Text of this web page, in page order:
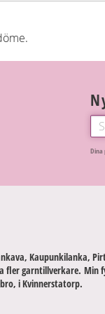
Dina
Kaupunkilanka,
fler garntillverkare. Min
i Kvinnerstatorp.